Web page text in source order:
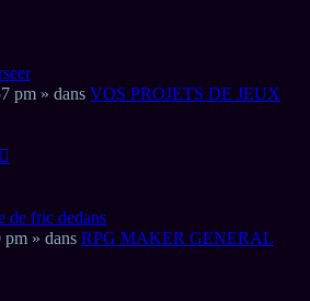
pm » dans VOS PROJETS DE JEUX
de fric dedans
» dans RPG MAKER GENERAL